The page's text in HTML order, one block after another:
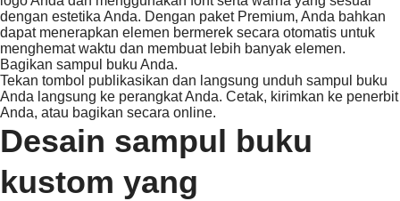
dengan estetika Anda. Dengan paket Premium, Anda bahkan
dapat menerapkan elemen bermerek secara otomatis untuk
menghemat waktu dan membuat lebih banyak elemen.
Bagikan sampul buku Anda.
Tekan tombol publikasikan dan langsung unduh sampul buku
Anda langsung ke perangkat Anda. Cetak, kirimkan ke penerbit
Anda, atau bagikan secara online.
Desain sampul buku
kustom yang